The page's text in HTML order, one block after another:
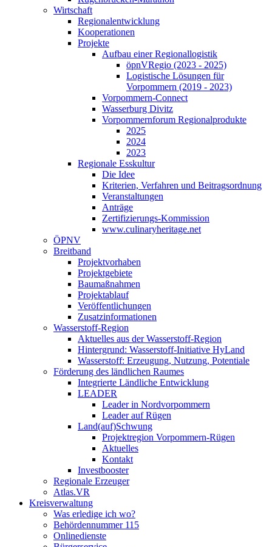
Wirtschaft
Regionalentwicklung
Kooperationen
Projekte
Aufbau einer Regionallogistik
öpnVRegio (2023 - 2025)
Logistische Lösungen­ für
Vorpommern (2019 - 2023)
Vorpommern-Connect
Wasserburg Divitz
Vorpommernforum Regionalprodukte
2025
2024
2023
Regionale Esskultur
Die Idee
Kriterien, Verfahren und Beitragsordnung
Veranstaltungen
Anträge
Zertifizierungs-Kommission
www.culinaryheritage.net
ÖPNV
Breitband
Projektvorhaben
Projektgebiete
Baumaßnahmen
Projektablauf
Veröffentlichungen
Zusatzinformationen
Wasserstoff-Region
Aktuelles aus der Wasserstoff-Region
Hintergrund: Wasserstoff-Initiative HyLand
Wasserstoff: Erzeugung, Nutzung, Potentiale
Förderung des ländlichen Raumes
Integrierte Ländliche Entwicklung
LEADER
Leader in Nordvorpommern
Leader auf Rügen
Land(auf)Schwung
Projektregion Vorpommern-Rügen
Aktuelles
Kontakt
Investbooster
Regionale Erzeuger
Atlas.VR
Kreisverwaltung
Was erledige ich wo?
Behördennummer 115
Onlinedienste